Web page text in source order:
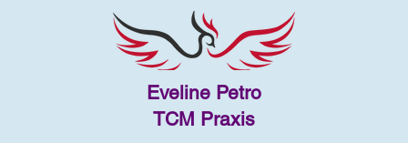
Eveline Petro
TCM Praxis